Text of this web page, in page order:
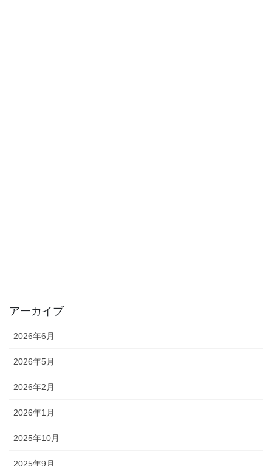
アーカイブ
2026年6月
2026年5月
2026年2月
2026年1月
2025年10月
2025年9月